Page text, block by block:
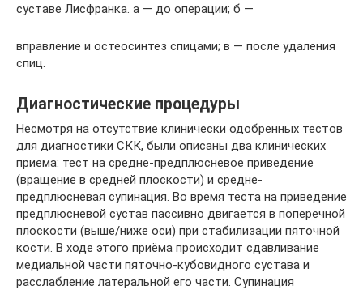
суставе Лисфранка. а — до операции; б —
вправление и остеосинтез спицами; в — после удаления
спиц.
Диагностические процедуры
Несмотря на отсутствие клинически одобренных тестов
для диагностики СКК, были описаны два клинических
приема: тест на средне-предплюсневое приведение
(вращение в средней плоскости) и средне-
предплюсневая супинация. Во время теста на приведение
предплюсневой сустав пассивно двигается в поперечной
плоскости (выше/ниже оси) при стабилизации пяточной
кости. В ходе этого приёма происходит сдавливание
медиальной части пяточно-кубовидного сустава и
расслабление латеральной его части. Супинация